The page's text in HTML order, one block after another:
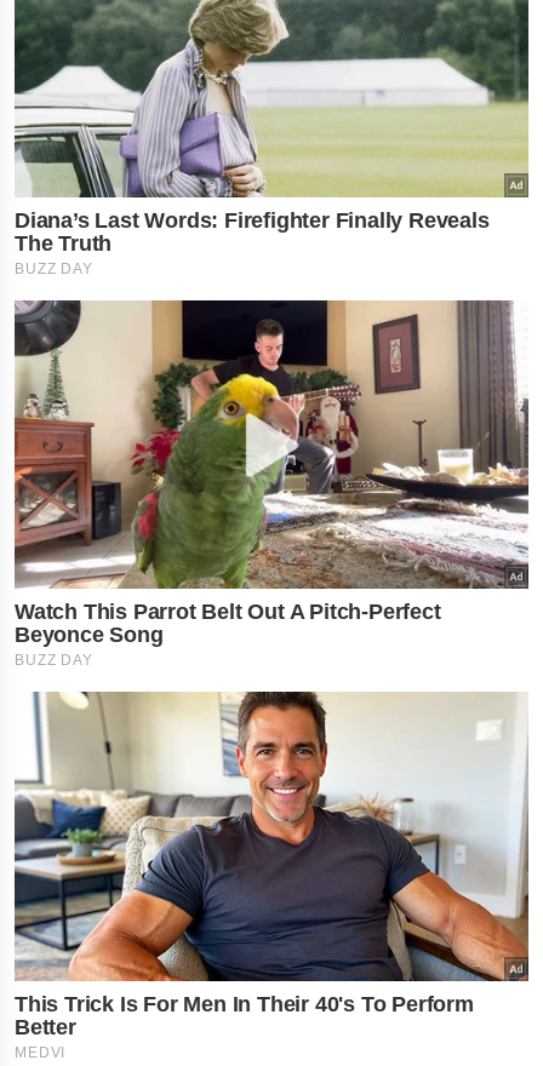
નોકરી-ધંધામાં
રાશિના લોકોને ફળશે
દિવસ , જાણો તમારું